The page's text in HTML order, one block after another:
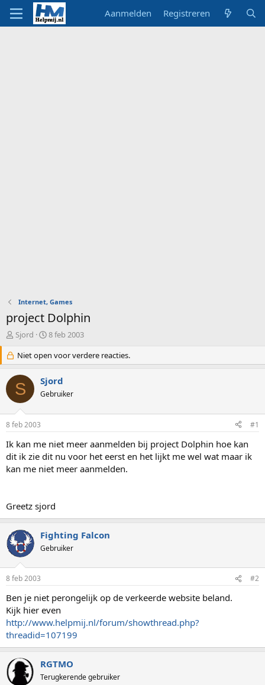
Aanmelden Registreren
Internet, Games
project Dolphin
O
d
e
r
w
e
p
s
t
a
r
t
Sjord
S
a
r
d
a
m
8 feb 2003
Niet open voor verdere reacties.
S Sjord
Gebruiker
8 feb 2003 #1
Ik kan me niet meer aanmelden bij project Dolphin hoe kan
dit ik zie dit nu voor het eerst en het lijkt me wel wat maar ik
kan me niet meer aanmelden.
Greetz sjord
Fighting Falcon
Gebruiker
8 feb 2003 #2
Ben je niet perongelijk op de verkeerde website beland.
Kijk hier even
http://www.helpmij.nl/forum/showthread.php?
threadid=107199
RGTMO
Terugkerende gebruiker